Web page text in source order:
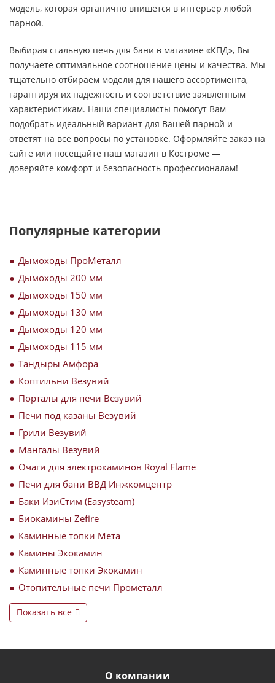
модель, которая органично впишется в интерьер любой
парной.
Выбирая стальную печь для бани в магазине «КПД», Вы
получаете оптимальное соотношение цены и качества. Мы
тщательно отбираем модели для нашего ассортимента,
гарантируя их надежность и соответствие заявленным
характеристикам. Наши специалисты помогут Вам
подобрать идеальный вариант для Вашей парной и
ответят на все вопросы по установке. Оформляйте заказ на
сайте или посещайте наш магазин в Костроме —
доверяйте комфорт и безопасность профессионалам!
Популярные категории
Дымоходы ПроМеталл
Дымоходы 200 мм
Дымоходы 150 мм
Дымоходы 130 мм
Дымоходы 120 мм
Дымоходы 115 мм
Тандыры Амфора
Коптильни Везувий
Порталы для печи Везувий
Печи под казаны Везувий
Грили Везувий
Мангалы Везувий
Очаги для электрокаминов Royal Flame
Печи для бани ВВД Инжкомцентр
Баки ИзиСтим (Easysteam)
Биокамины Zefire
Каминные топки Мета
Камины Экокамин
Каминные топки Экокамин
Отопительные печи Прометалл
Показать все
О компании